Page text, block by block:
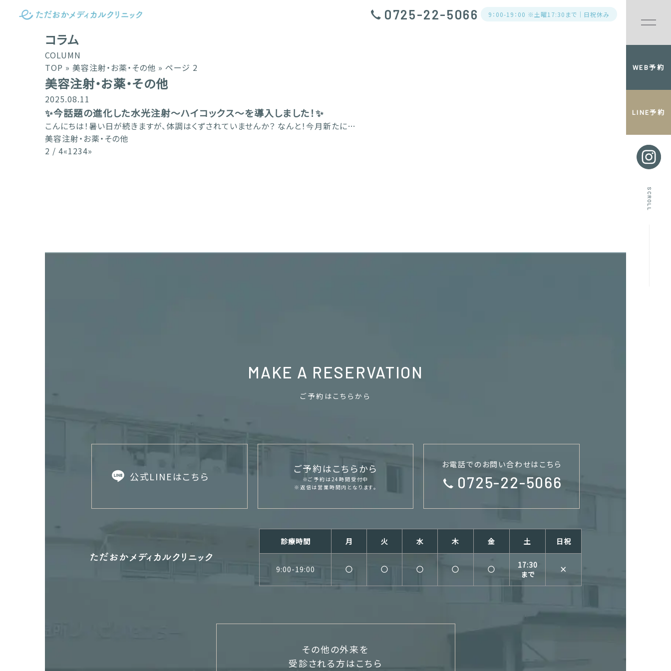
0725-22-5066 9：00-19：00 ※土曜17:30まで｜日祝休み
WEB予約
LINE予約
SCROLL
コラム
COLUMN
TOP » 美容注射・お薬・その他 » ページ 2
美容注射・お薬・その他
2025.08.11
✨今話題の進化した水光注射〜ハイコックス〜を導入しました！✨
こんにちは！暑い日が続きますが、体調はくずされていませんか？ なんと！今月新たに…
美容注射・お薬・その他
2 / 4«1234»
MAKE A RESERVATION
ご予約はこちらから
公式LINEはこちら
ご予約はこちらから
※ご予約は24時間受付中
※返信は営業時間内となります。
お電話でのお問い合わせはこちら
0725-22-5066
診療時間 月 火 水 木 金 土 日祝
9:00-19:00 ○ ○ ○ ○ ○
17:30
まで
×
その他の外来を
受診される方はこちら